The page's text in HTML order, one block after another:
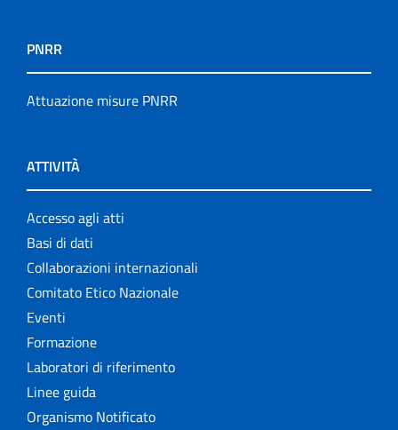
PNRR
Attuazione misure PNRR
ATTIVITÀ
Accesso agli atti
Basi di dati
Collaborazioni internazionali
Comitato Etico Nazionale
Eventi
Formazione
Laboratori di riferimento
Linee guida
Organismo Notificato